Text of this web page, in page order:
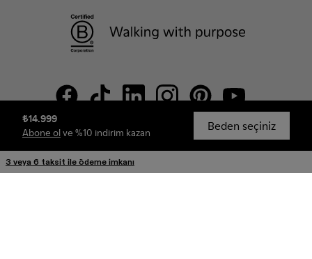
₺14.999
Abone olve %10 indirim kazan Beden seçiniz
3 veya 6 taksit ile ödeme imkanı